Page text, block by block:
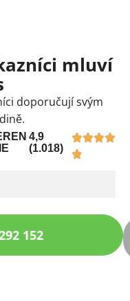
mluví
doporučují svým
4,9
(1.018)
152